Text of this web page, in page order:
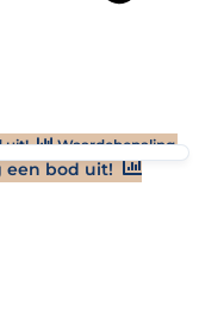
uit! Waardebepaling
een bod uit!